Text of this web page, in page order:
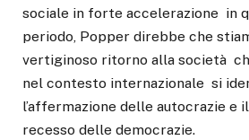
sociale in forte accelerazione in
periodo, Popper direbbe che
vertiginoso ritorno alla società
nel contesto internazionale si
l’affermazione delle autocrazie e
recesso delle democrazie.